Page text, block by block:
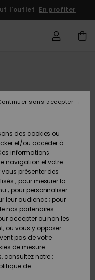
l'outlet En profiter
des cookies ou
et/ou accéder à
informations
navigation et votre
vous présenter des
; pour mesurer la
; pour personnaliser
leur audience ; pour
nos partenaires.
accepter ou non les
ou vous y opposer
pas de votre
de mesure
consultez notre :
de
sans accepter